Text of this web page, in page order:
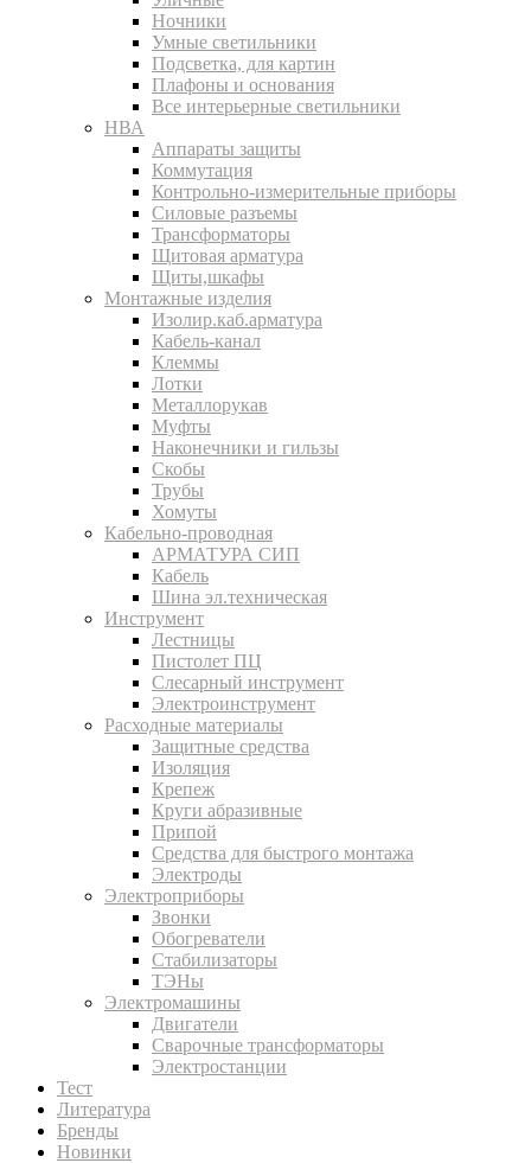
Ночники
Умные светильники
Подсветка, для картин
Плафоны и основания
Все интерьерные светильники
НВА
Аппараты защиты
Коммутация
Контрольно-измерительные приборы
Силовые разъемы
Трансформаторы
Щитовая арматура
Щиты,шкафы
Монтажные изделия
Изолир.каб.арматура
Кабель-канал
Клеммы
Лотки
Металлорукав
Муфты
Наконечники и гильзы
Скобы
Трубы
Хомуты
Кабельно-проводная
АРМАТУРА СИП
Кабель
Шина эл.техническая
Инструмент
Лестницы
Пистолет ПЦ
Слесарный инструмент
Электроинструмент
Расходные материалы
Защитные средства
Изоляция
Крепеж
Круги абразивные
Припой
Средства для быстрого монтажа
Электроды
Электроприборы
Звонки
Обогреватели
Стабилизаторы
ТЭНы
Электромашины
Двигатели
Сварочные трансформаторы
Электростанции
Тест
Литература
Бренды
Новинки